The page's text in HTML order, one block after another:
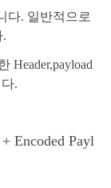
다. 일반적으로
.
Header,payload
.
Encoded Payl